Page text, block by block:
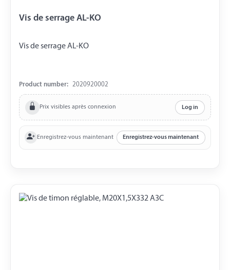
Vis de serrage AL-KO
Vis de serrage AL-KO
Product number: 2020920002
Prix visibles après connexion Log in
Enregistrez-vous maintenant Enregistrez-vous maintenant